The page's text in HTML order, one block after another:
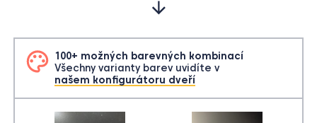
100+ možných barevných kombinací
Všechny varianty barev uvidíte v
našem konfigurátoru dveří